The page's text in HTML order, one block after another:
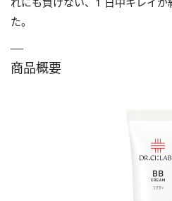
た。
商品概要